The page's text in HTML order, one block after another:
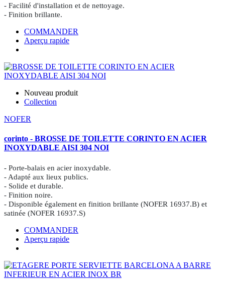
- Facilité d'installation et de nettoyage.
- Finition brillante.
COMMANDER
Aperçu rapide
Nouveau produit
Collection
NOFER
corinto - BROSSE DE TOILETTE CORINTO EN ACIER
INOXYDABLE AISI 304 NOI
- Porte-balais en acier inoxydable.
- Adapté aux lieux publics.
- Solide et durable.
- Finition noire.
- Disponible également en finition brillante (NOFER 16937.B) et
satinée (NOFER 16937.S)
COMMANDER
Aperçu rapide